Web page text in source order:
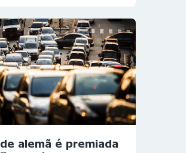
alemã é premiada